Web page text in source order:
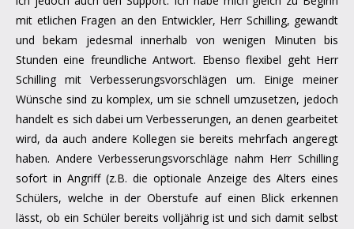
mit etlichen Fragen an den Entwickler, Herr Schilling, gewandt
und bekam jedesmal innerhalb von wenigen Minuten bis
Stunden eine freundliche Antwort. Ebenso flexibel geht Herr
Schilling mit Verbesserungsvorschlägen um. Einige meiner
Wünsche sind zu komplex, um sie schnell umzusetzen, jedoch
handelt es sich dabei um Verbesserungen, an denen gearbeitet
wird, da auch andere Kollegen sie bereits mehrfach angeregt
haben. Andere Verbesserungsvorschläge nahm Herr Schilling
sofort in Angriff (z.B. die optionale Anzeige des Alters eines
Schülers, welche in der Oberstufe auf einen Blick erkennen
lässt, ob ein Schüler bereits volljährig ist und sich damit selbst